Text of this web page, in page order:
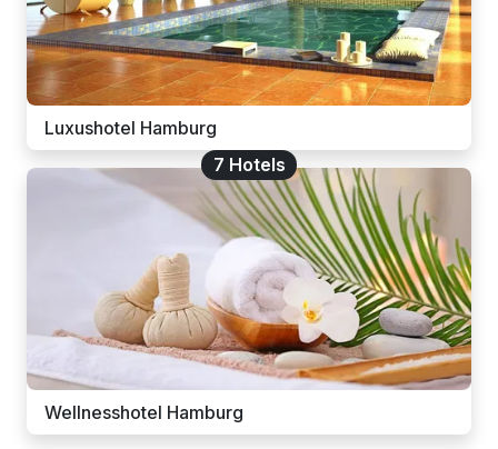
Luxushotel Hamburg
7 Hotels
Wellnesshotel Hamburg